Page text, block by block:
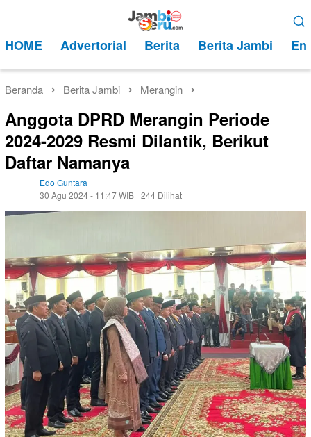
kontenMobile
HOME Advertorial Berita Berita Jambi
Beranda Berita Jambi Merangin
Anggota DPRD Merangin Periode
2024-2029 Resmi Dilantik, Berikut
Daftar Namanya
Edo Guntara
30 Agu 2024 - 11:47 WIB 244 Dilihat